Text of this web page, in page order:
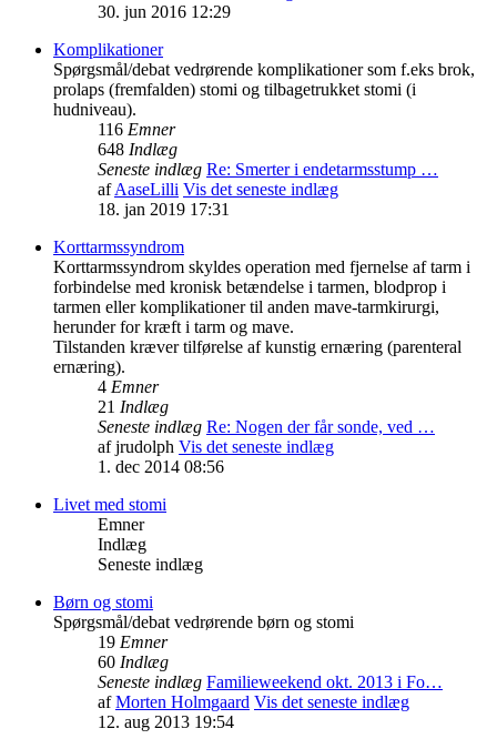
30. jun 2016 12:29
Komplikationer
Spørgsmål/debat vedrørende komplikationer som f.eks brok,
prolaps (fremfalden) stomi og tilbagetrukket stomi (i
hudniveau).
116 Emner
648 Indlæg
Seneste indlæg Re: Smerter i endetarmsstump …
afAaseLilli Vis det seneste indlæg
18. jan 2019 17:31
Korttarmssyndrom
Korttarmssyndrom skyldes operation med fjernelse af tarm i
forbindelse med kronisk betændelse i tarmen, blodprop i
tarmen eller komplikationer til anden mave-tarmkirurgi,
herunder for kræft i tarm og mave.
Tilstanden kræver tilførelse af kunstig ernæring (parenteral
ernæring).
4 Emner
21 Indlæg
Seneste indlæg Re: Nogen der får sonde, ved …
afjrudolph Vis det seneste indlæg
1. dec 2014 08:56
Livet med stomi
Emner
Indlæg
Seneste indlæg
Børn og stomi
Spørgsmål/debat vedrørende børn og stomi
19 Emner
60 Indlæg
Seneste indlæg Familieweekend okt. 2013 i Fo…
afMorten Holmgaard Vis det seneste indlæg
12. aug 2013 19:54